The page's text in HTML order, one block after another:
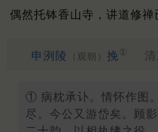
偶然托钵香山寺，讲道修禅
申洌陵 （观朝） 挽 ①
① 病枕承讣。情怀作图
尽。今公又游岱矣。顾